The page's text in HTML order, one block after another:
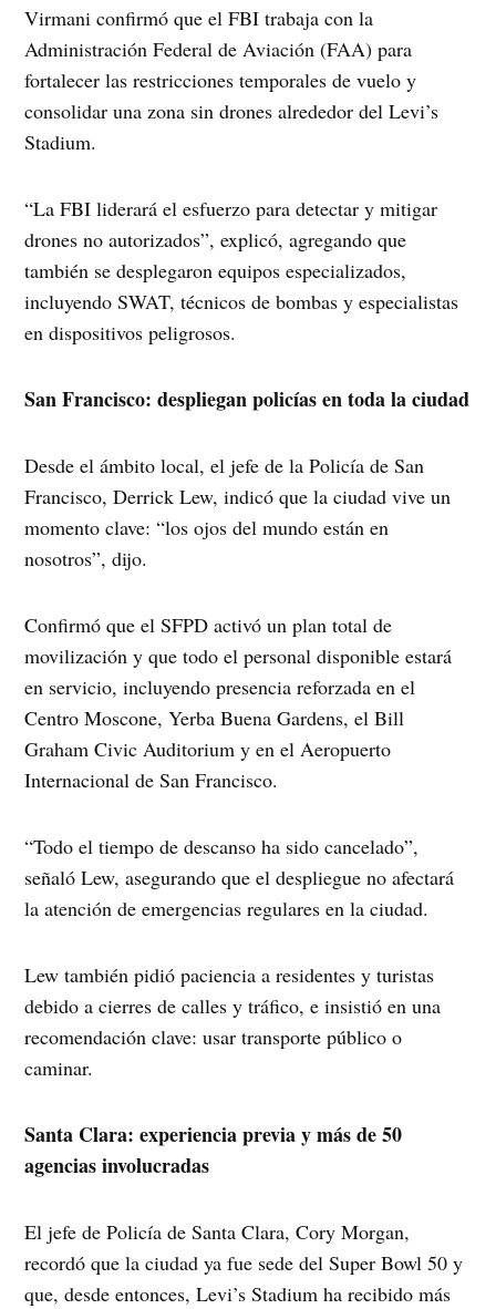
Virmani confirmó que el FBI trabaja con la
Administración Federal de Aviación (FAA) para
fortalecer las restricciones temporales de vuelo y
consolidar una zona sin drones alrededor del Levi’s
Stadium.
“La FBI liderará el esfuerzo para detectar y mitigar
drones no autorizados”, explicó, agregando que
también se desplegaron equipos especializados,
incluyendo SWAT, técnicos de bombas y especialistas
en dispositivos peligrosos.
San Francisco: despliegan policías en toda la ciudad
Desde el ámbito local, el jefe de la Policía de San
Francisco, Derrick Lew, indicó que la ciudad vive un
momento clave: “los ojos del mundo están en
nosotros”, dijo.
Confirmó que el SFPD activó un plan total de
movilización y que todo el personal disponible estará
en servicio, incluyendo presencia reforzada en el
Centro Moscone, Yerba Buena Gardens, el Bill
Graham Civic Auditorium y en el Aeropuerto
Internacional de San Francisco.
“Todo el tiempo de descanso ha sido cancelado”,
señaló Lew, asegurando que el despliegue no afectará
la atención de emergencias regulares en la ciudad.
Lew también pidió paciencia a residentes y turistas
debido a cierres de calles y tráfico, e insistió en una
recomendación clave: usar transporte público o
caminar.
Santa Clara: experiencia previa y más de 50
agencias involucradas
El jefe de Policía de Santa Clara, Cory Morgan,
recordó que la ciudad ya fue sede del Super Bowl 50 y
que, desde entonces, Levi’s Stadium ha recibido más